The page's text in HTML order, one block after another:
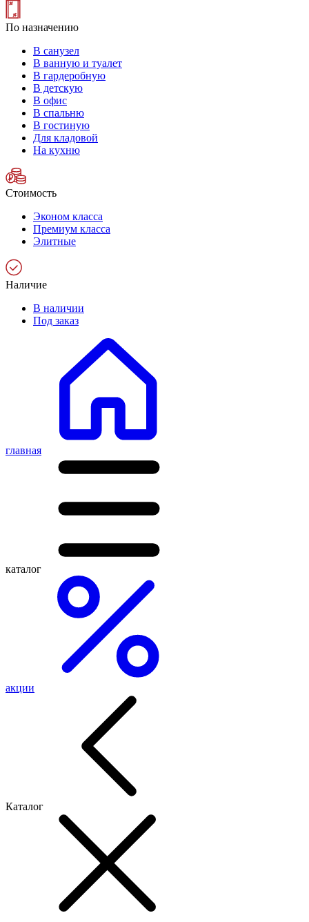
По назначению
В санузел
В ванную и туалет
В гардеробную
В детскую
В офис
В спальню
В гостиную
Для кладовой
На кухню
Стоимость
Эконом класса
Премиум класса
Элитные
Наличие
В наличии
Под заказ
главная
каталог
акции
Каталог